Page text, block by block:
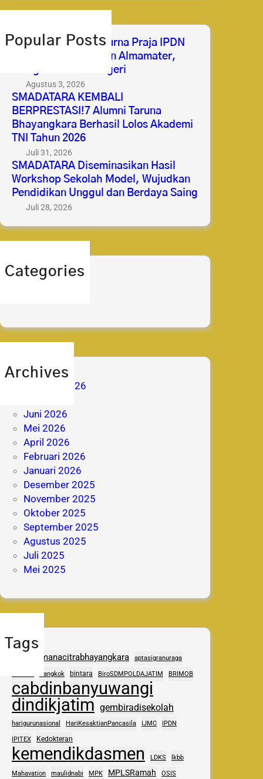
h
Popular Posts
Selamat & Sukses Purna Praja IPDN
2026 Membanggakan Almamater,
Mengabdi untuk Negeri
Agustus 3, 2026
SMADATARA KEMBALI
BERPRESTASI!7 Alumni Taruna
Bhayangkara Berhasil Lolos Akademi
TNI Tahun 2026
Juli 31, 2026
SMADATARA Diseminasikan Hasil
Workshop Sekolah Model, Wujudkan
Pendidikan Unggul dan Berdaya Saing
Juli 28, 2026
Categories
Archives
Agustus 2026
Juni 2026
Mei 2026
April 2026
Februari 2026
Januari 2026
Desember 2025
November 2025
Oktober 2025
September 2025
Agustus 2025
Juli 2025
Mei 2025
Tags
adhipramanacitrabhayangkara aptasigranuraga
Bangkok bintara BiroSDMPOLDAJATIM BRIMOB
cabdinbanyuwangi
dindikjatim gembiradisekolah
harigurunasional HariKesaktianPancasila IJMC IPDN
IPITEX Kedokteran
kemendikdasmen LDKS lkbb
Mahavation maulidnabi MPK MPLSRamah OSIS